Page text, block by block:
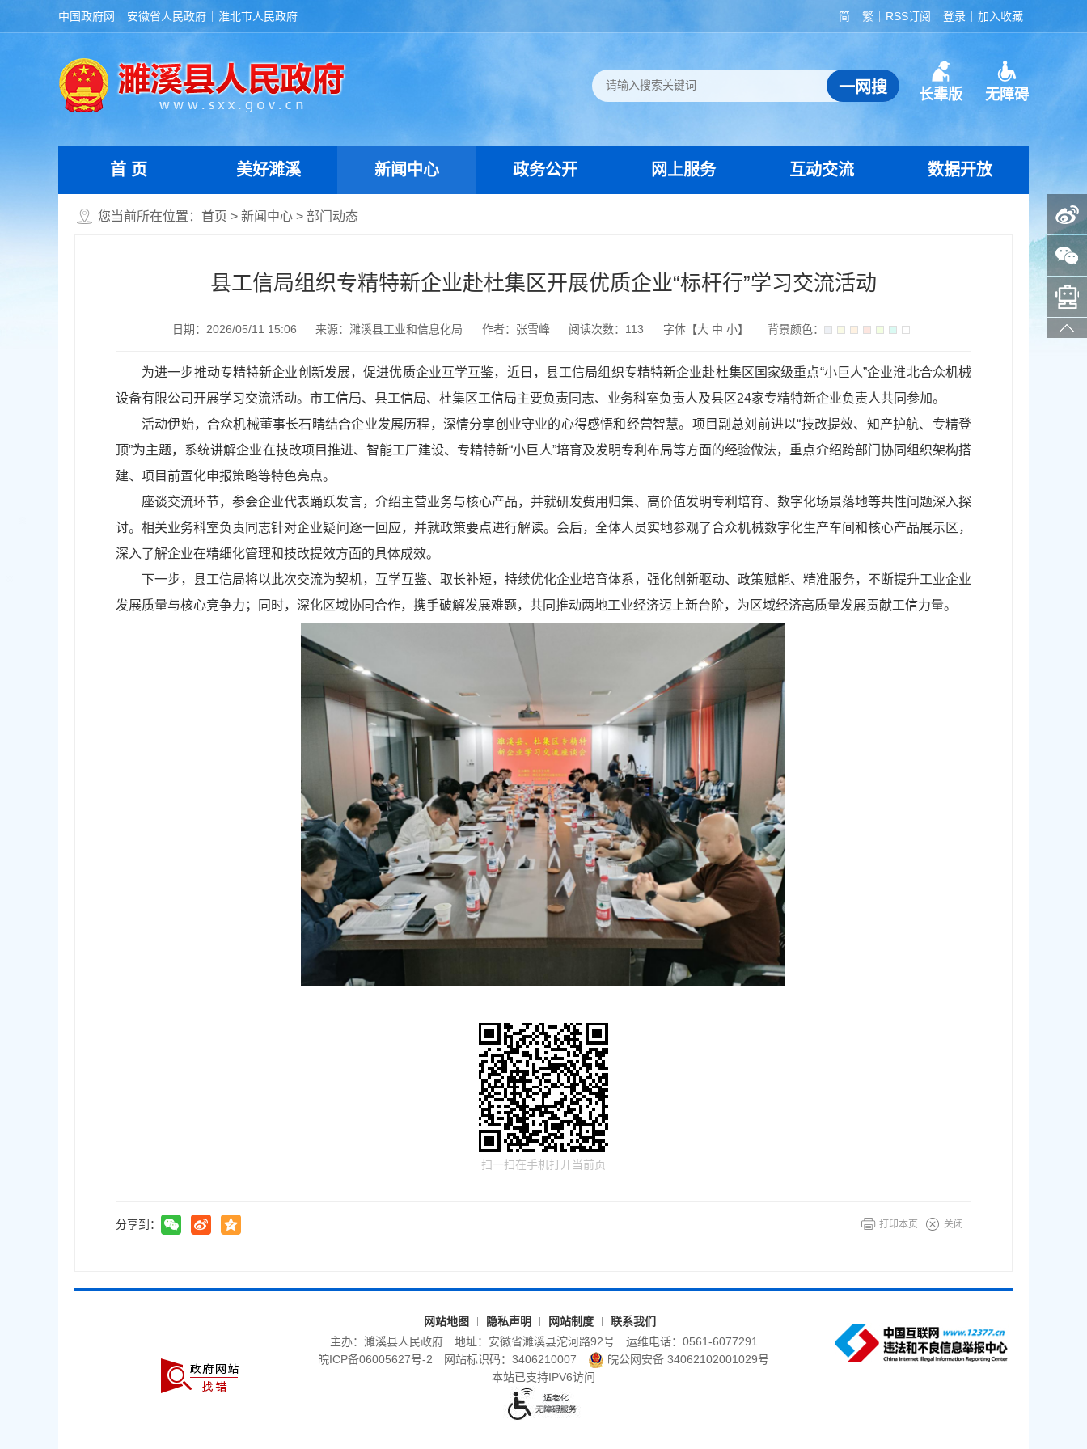
中国政府网 安徽省人民政府 淮北市人民政府 简 繁 RSS订阅 登录 加入收藏
长辈版 无障碍
首 页 美好濉溪 新闻中心 政务公开 网上服务 互动交流 数据开放
您当前所在位置： 首页 > 新闻中心 > 部门动态
县工信局组织专精特新企业赴杜集区开展优质企业“标杆行”学习交流活动
日期：2026/05/11 15:06 来源：濉溪县工业和信息化局 作者：张雪峰 阅读次数： 113 字体【大 中 小】 背景颜色：
为进一步推动专精特新企业创新发展，促进优质企业互学互鉴，近日，县工信局组织专精特新企业赴杜集区国家级重点“小巨人”企业淮北合众机械
设备有限公司开展学习交流活动。市工信局、县工信局、杜集区工信局主要负责同志、业务科室负责人及县区24家专精特新企业负责人共同参加。
活动伊始，合众机械董事长石晴结合企业发展历程，深情分享创业守业的心得感悟和经营智慧。项目副总刘前进以“技改提效、知产护航、专精登
顶”为主题，系统讲解企业在技改项目推进、智能工厂建设、专精特新“小巨人”培育及发明专利布局等方面的经验做法，重点介绍跨部门协同组织架构搭
建、项目前置化申报策略等特色亮点。
座谈交流环节，参会企业代表踊跃发言，介绍主营业务与核心产品，并就研发费用归集、高价值发明专利培育、数字化场景落地等共性问题深入探
讨。相关业务科室负责同志针对企业疑问逐一回应，并就政策要点进行解读。会后，全体人员实地参观了合众机械数字化生产车间和核心产品展示区，
深入了解企业在精细化管理和技改提效方面的具体成效。
下一步，县工信局将以此次交流为契机，互学互鉴、取长补短，持续优化企业培育体系，强化创新驱动、政策赋能、精准服务，不断提升工业企业
发展质量与核心竞争力；同时，深化区域协同合作，携手破解发展难题，共同推动两地工业经济迈上新台阶，为区域经济高质量发展贡献工信力量。
扫一扫在手机打开当前页
分享到： 打印本页 关闭
网站地图 隐私声明 网站制度
联系我们
主办：濉溪县人民政府
地址：安徽省濉溪县沱河路92号
运维电话：0561-6077291
皖ICP备06005627号-2
网站标识码：3406210007
皖公网安备 34062102001029号
本站已支持IPV6访问
智能问答助手